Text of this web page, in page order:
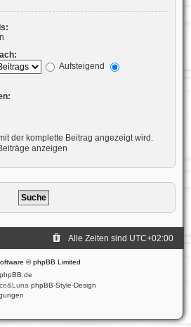
Aufsteigend
der komplette Beitrag angezeigt wird.
anzeigen
Alle Zeiten sind UTC+02:00
© phpBB Limited
phpBB.de
phpBB-Style-Design